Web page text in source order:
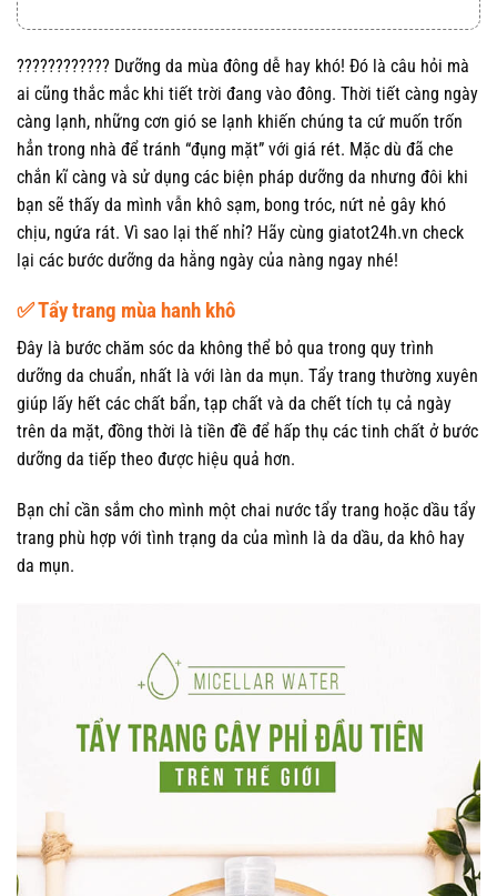
???????????? Dưỡng da mùa đông dễ hay khó! Đó là câu hỏi mà
ai cũng thắc mắc khi tiết trời đang vào đông. Thời tiết càng ngày
càng lạnh, những cơn gió se lạnh khiến chúng ta cứ muốn trốn
hẳn trong nhà để tránh “đụng mặt” với giá rét. Mặc dù đã che
chắn kĩ càng và sử dụng các biện pháp dưỡng da nhưng đôi khi
bạn sẽ thấy da mình vẫn khô sạm, bong tróc, nứt nẻ gây khó
chịu, ngứa rát. Vì sao lại thế nhỉ? Hãy cùng giatot24h.vn check
lại các bước dưỡng da hằng ngày của nàng ngay nhé!
✅ Tẩy trang mùa hanh khô
Đây là bước chăm sóc da không thể bỏ qua trong quy trình
dưỡng da chuẩn, nhất là với làn da mụn. Tẩy trang thường xuyên
giúp lấy hết các chất bẩn, tạp chất và da chết tích tụ cả ngày
trên da mặt, đồng thời là tiền đề để hấp thụ các tinh chất ở bước
dưỡng da tiếp theo được hiệu quả hơn.
Bạn chỉ cần sắm cho mình một chai nước tẩy trang hoặc dầu tẩy
trang phù hợp với tình trạng da của mình là da dầu, da khô hay
da mụn.